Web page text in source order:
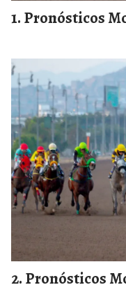
Pronósticos
Pronósticos